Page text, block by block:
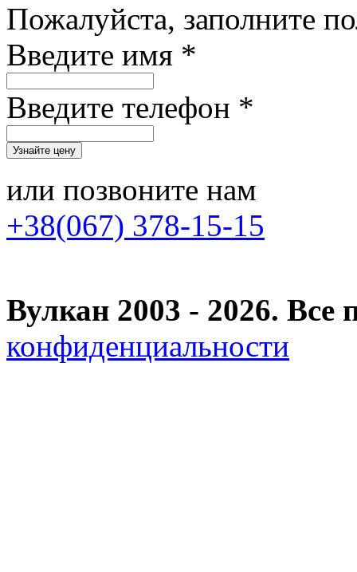
Пожалуйста, заполните
Введите имя *
Введите телефон *
или позвоните нам
+38(067) 378-15-15
Вулкан 2003 - 2026.
конфиденциальности